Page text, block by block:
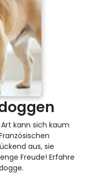
kann sich kaum
aus, sie
Freude! Erfahre